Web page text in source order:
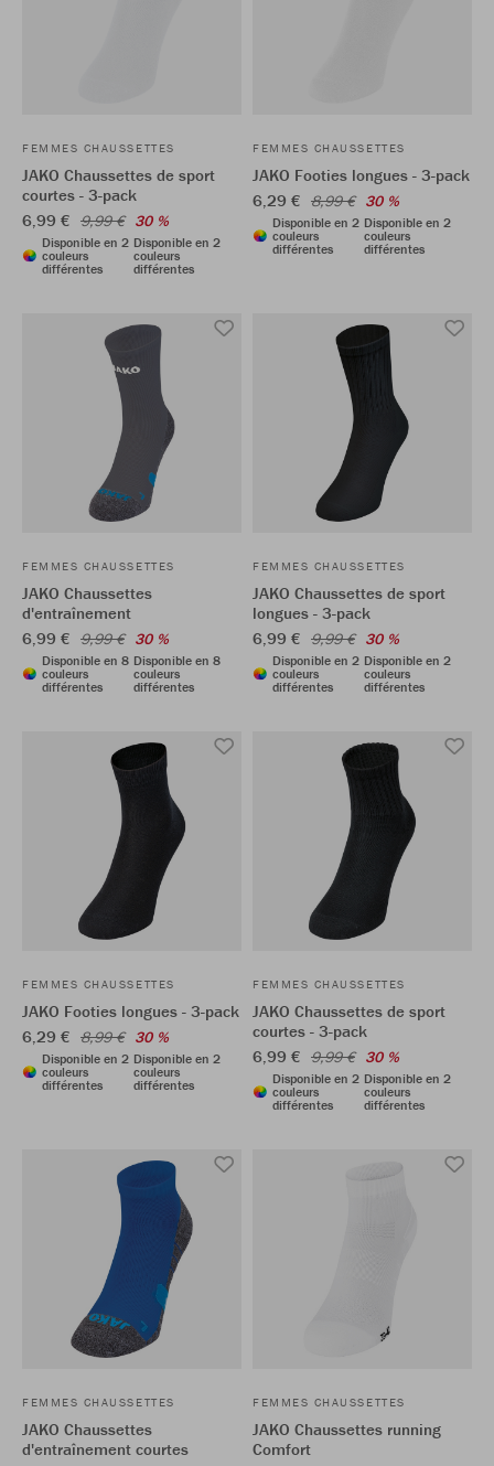
FEMMES CHAUSSETTES
JAKO Chaussettes de sport
courtes - 3-pack
6,99 € 9,99 € 30 %
Disponible en 2
couleurs
différentes
Disponible en 2
couleurs
différentes
FEMMES CHAUSSETTES
JAKO Footies longues - 3-pack
6,29 € 8,99 € 30 %
Disponible en 2
couleurs
différentes
Disponible en 2
couleurs
différentes
FEMMES CHAUSSETTES
JAKO Chaussettes
d'entraînement
6,99 € 9,99 € 30 %
Disponible en 8
couleurs
différentes
Disponible en 8
couleurs
différentes
FEMMES CHAUSSETTES
JAKO Chaussettes de sport
longues - 3-pack
6,99 € 9,99 € 30 %
Disponible en 2
couleurs
différentes
Disponible en 2
couleurs
différentes
FEMMES CHAUSSETTES
JAKO Footies longues - 3-pack
6,29 € 8,99 € 30 %
Disponible en 2
couleurs
différentes
Disponible en 2
couleurs
différentes
FEMMES CHAUSSETTES
JAKO Chaussettes de sport
courtes - 3-pack
6,99 € 9,99 € 30 %
Disponible en 2
couleurs
différentes
Disponible en 2
couleurs
différentes
FEMMES CHAUSSETTES
JAKO Chaussettes
d'entraînement courtes
FEMMES CHAUSSETTES
JAKO Chaussettes running
Comfort